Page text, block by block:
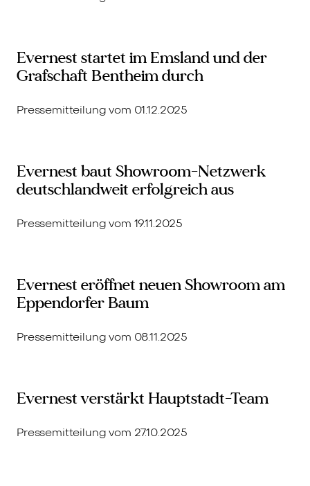
Evernest startet im Emsland und der
Grafschaft Bentheim durch
Pressemitteilung vom 01.12.2025
Evernest baut Showroom-Netzwerk
deutschlandweit erfolgreich aus
Pressemitteilung vom 19.11.2025
Evernest eröffnet neuen Showroom am
Eppendorfer Baum
Pressemitteilung vom 08.11.2025
Evernest verstärkt Hauptstadt-Team
Pressemitteilung vom 27.10.2025